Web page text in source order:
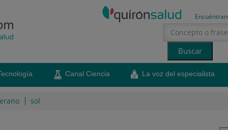
Canal Ciencia La voz del especialista
sol